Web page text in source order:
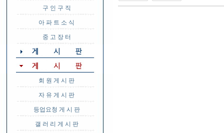
구 인 구 직
아 파 트 소 식
중 고 장 터
회 원 게 시 판
자 유 게 시 판
등업요청 게 시 판
갤 러 리 게 시 판